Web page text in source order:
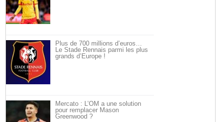
Plus de 700 millions d’euros…
Le Stade Rennais parmi les plus
grands d’Europe !
Mercato : L’OM a une solution
pour remplacer Mason
Greenwood ?